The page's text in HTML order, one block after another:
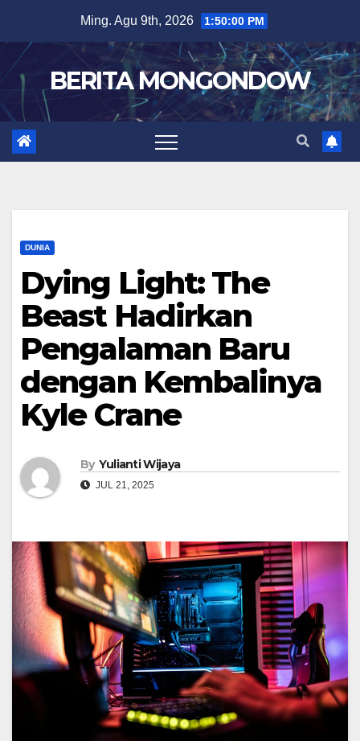
content
Ming. Agu 9th, 2026 1:50:01 PM
BERITA MONGONDOW
DUNIA
Dying Light: The
Beast Hadirkan
Pengalaman Baru
dengan Kembalinya
Kyle Crane
By Yulianti Wijaya
JUL 21, 2025